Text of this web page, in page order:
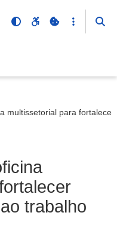
multissetorial para
trabalho